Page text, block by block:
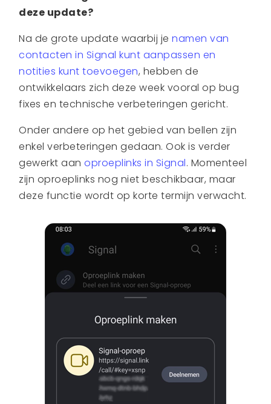
deze update?
Na de grote update waarbij jenamen van
contacten in Signal kunt aanpassen en
notities kunt toevoegen, hebben de
ontwikkelaars zich deze week vooral op bug
fixes en technische verbeteringen gericht.
Onder andere op het gebied van bellen zijn
enkel verbeteringen gedaan. Ook is verder
gewerkt aanoproeplinks in Signal. Momenteel
zijn oproeplinks nog niet beschikbaar, maar
deze functie wordt op korte termijn verwacht.